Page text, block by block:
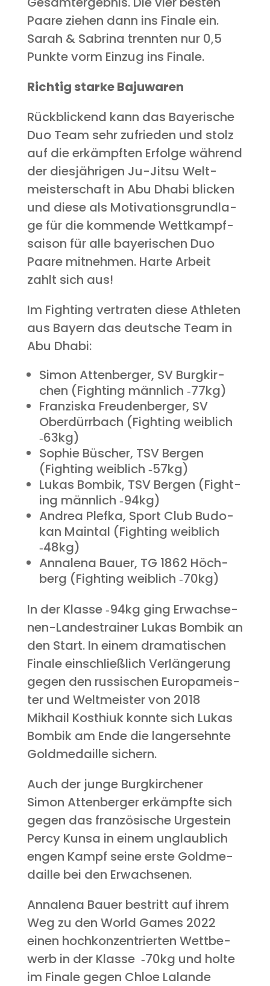
Paa­re zie­hen dann ins Fina­le ein.
Sarah & Sabri­na trenn­ten nur 0,5
Punk­te vorm Ein­zug ins Finale.
Rich­tig star­ke Bajuwaren
Rück­bli­ckend kann das Baye­ri­sche
Duo Team sehr zufrie­den und stolz
auf die erkämpf­ten Erfol­ge wäh­rend
der dies­jäh­ri­gen Ju-Jitsu Welt­
meis­ter­schaft in Abu Dha­bi bli­cken
und die­se als Moti­va­ti­ons­grund­la­
ge für die kom­men­de Wett­kampf­
sai­son für alle baye­ri­schen Duo
Paa­re mit­neh­men. Har­te Arbeit
zahlt sich aus!
Im Fight­ing ver­tra­ten die­se Ath­le­ten
aus Bay­ern das deut­sche Team in
Abu Dhabi:
Simon Atten­ber­ger, SV Burg­kir­
chen (Fight­ing männ­lich ‑77kg)
Fran­zis­ka Freu­den­ber­ger, SV
Ober­dürr­bach (Fight­ing weib­lich
‑63kg)
Sophie Büscher, TSV Ber­gen
(Fight­ing weib­lich ‑57kg)
Lukas Bom­bik, TSV Ber­gen (Fight­
ing männ­lich ‑94kg)
Andrea Plef­ka, Sport Club Budo­
kan Main­tal (Fight­ing weib­lich
‑48kg)
Anna­le­na Bau­er, TG 1862 Höch­
berg (Fight­ing weib­lich ‑70kg)
In der Klas­se ‑94kg ging Erwach­se­
nen-Lan­des­trai­ner Lukas Bom­bik an
den Start. In einem dra­ma­ti­schen
Fina­le ein­schließ­lich Ver­län­ge­rung
gegen den rus­si­schen Euro­pa­meis­
ter und Welt­meis­ter von 2018
Mikhail Kost­hi­uk konn­te sich Lukas
Bom­bik am Ende die lang­ersehn­te
Gold­me­dail­le sichern.
Auch der jun­ge Burg­kir­che­ner
Simon Atten­ber­ger erkämpf­te sich
gegen das fran­zö­si­sche Urge­stein
Per­cy Kunsa in einem unglaub­lich
engen Kampf sei­ne ers­te Gold­me­
dail­le bei den Erwachsenen.
Anna­le­na Bau­er bestritt auf ihrem
Weg zu den World Games 2022
einen hoch­kon­zen­trier­ten Wett­be­
werb in der Klas­se ‑70kg und hol­te
im Fina­le gegen Chloe Lal­an­de